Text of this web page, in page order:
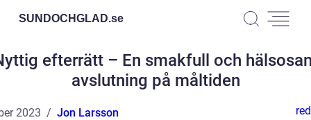
SUNDOCHGLAD.se
efterrätt – En smakfull och
avslutning på måltiden
2023 Jon Larsson